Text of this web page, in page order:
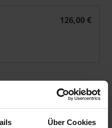
Über Cookies
126,00 €
von der Lieferadresse